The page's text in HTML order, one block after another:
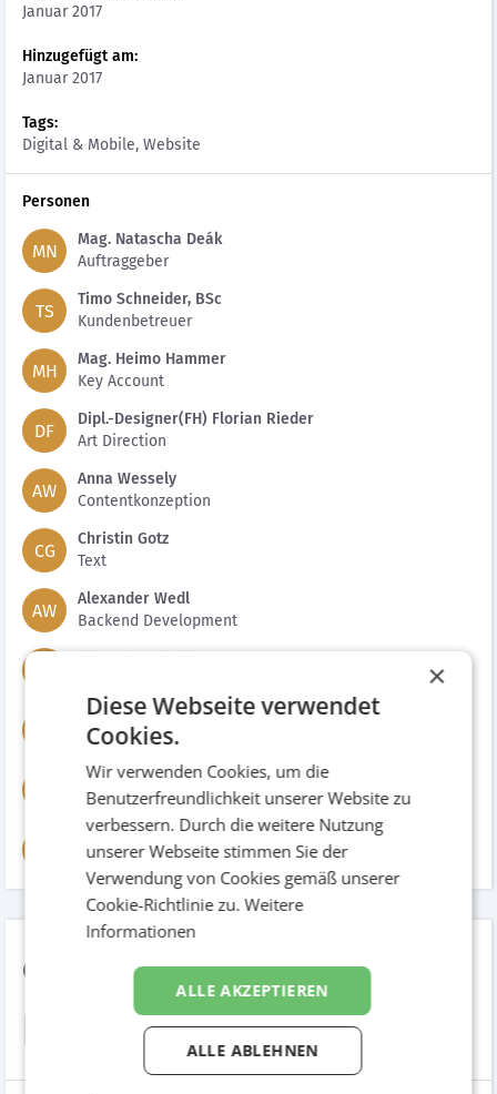
Januar 2017
Hinzugefügt am:
Januar 2017
Tags:
Digital & Mobile, Website
Personen
MN
Mag. Natascha Deák
Auftraggeber
TS
Timo Schneider, BSc
Kundenbetreuer
MH
Mag. Heimo Hammer
Key Account
DF
Dipl.-Designer(FH) Florian Rieder
Art Direction
AW
Anna Wessely
Contentkonzeption
CG
Christin Gotz
Text
AW
Alexander Wedl
Backend Development
DI (FH) Jürgen Oberguggenberger
Konzept & UX
Gerhard Grossberger, MSc
Tech. Projeketleiter
Projektassistenz
ecoplus - Website
Relaunch
×
Diese Webseite verwendet
Cookies.
Wir verwenden Cookies, um die
Benutzerfreundlichkeit unserer Website zu
verbessern. Durch die weitere Nutzung
unserer Webseite stimmen Sie der
Verwendung von Cookies gemäß unserer
Cookie-Richtlinie zu.Weitere
Informationen
ALLE AKZEPTIEREN
ALLE ABLEHNEN